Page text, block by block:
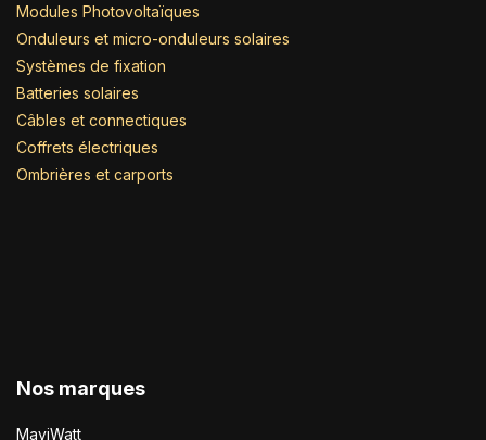
Modules Photovoltaïques
Onduleurs et micro-onduleurs solaires
Systèmes de fixation
Batteries solaires
Câbles et connectiques
Coffrets électriques
Ombrières et carports
Nos marques
MaviWatt